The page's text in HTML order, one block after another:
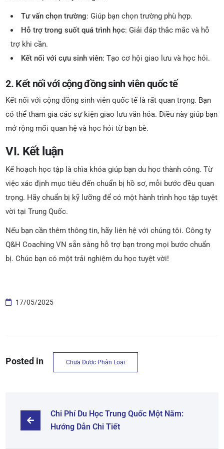
Tư vấn chọn trường: Giúp bạn chọn trường phù hợp.
Hỗ trợ trong suốt quá trình học: Giải đáp thắc mắc và hỗ
trợ khi cần.
Kết nối với cựu sinh viên: Tạo cơ hội giao lưu và học hỏi.
2. Kết nối với cộng đồng sinh viên quốc tế
Kết nối với cộng đồng sinh viên quốc tế là rất quan trọng. Bạn
có thể tham gia các sự kiện giao lưu văn hóa. Điều này giúp bạn
mở rộng mối quan hệ và học hỏi từ bạn bè.
VI. Kết luận
Kế hoạch học tập là chìa khóa giúp bạn du học thành công. Từ
việc xác định mục tiêu đến chuẩn bị hồ sơ, mỗi bước đều quan
trọng. Hãy chuẩn bị kỹ lưỡng để có một hành trình học tập tuyệt
vời tại Trung Quốc.
Nếu bạn cần thêm thông tin, hãy liên hệ với chúng tôi. Công ty
Q&H Coaching VN sẵn sàng hỗ trợ bạn trong mọi bước chuẩn
bị. Chúc bạn có một trải nghiệm du học tuyệt vời!
17/05/2025
Posted in Chưa Được Phân Loại
Chi Phí Du Học Trung Quốc Một Năm:
Hướng Dẫn Chi Tiết